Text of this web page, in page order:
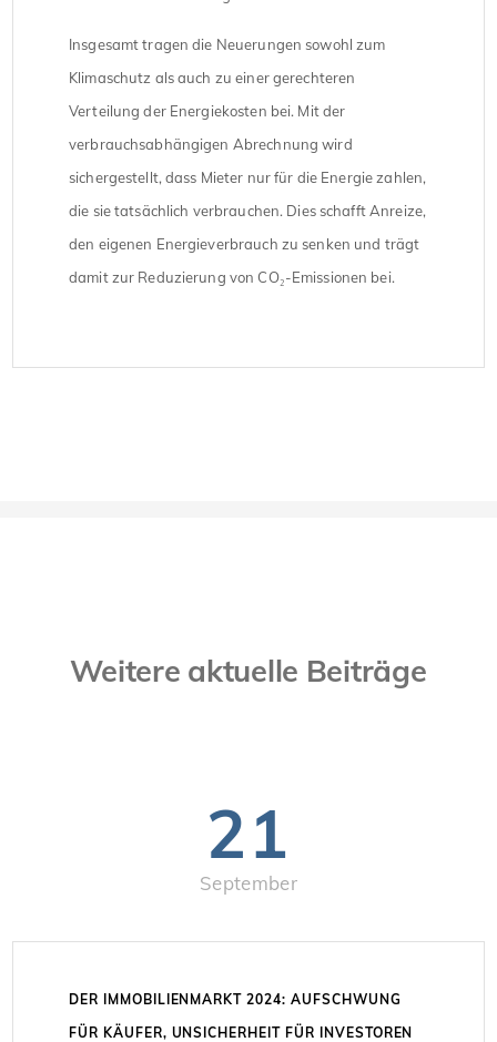
Insgesamt tragen die Neuerungen sowohl zum
Klimaschutz als auch zu einer gerechteren
Verteilung der Energiekosten bei. Mit der
verbrauchsabhängigen Abrechnung wird
sichergestellt, dass Mieter nur für die Energie zahlen,
die sie tatsächlich verbrauchen. Dies schafft Anreize,
den eigenen Energieverbrauch zu senken und trägt
damit zur Reduzierung von CO₂-Emissionen bei.
Weitere aktuelle Beiträge
21
September
DER IMMOBILIENMARKT 2024: AUFSCHWUNG
FÜR KÄUFER, UNSICHERHEIT FÜR INVESTOREN